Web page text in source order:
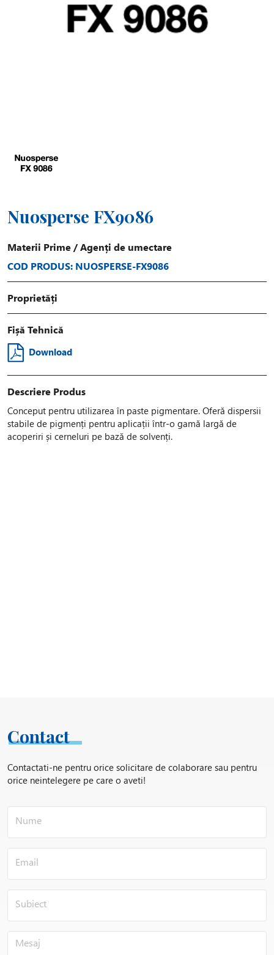
Nuosperse FX9086
Materii Prime /Agenți de umectare
COD PRODUS: NUOSPERSE-FX9086
Proprietăți
Fișă Tehnică
Download
Descriere Produs
Conceput pentru utilizarea în paste pigmentare. Oferă dispersii
stabile de pigmenți pentru aplicații într-o gamă largă de
acoperiri și cerneluri pe bază de solvenți.
Contact
Contactati-ne pentru orice solicitare de colaborare sau pentru
orice neintelegere pe care o aveti!